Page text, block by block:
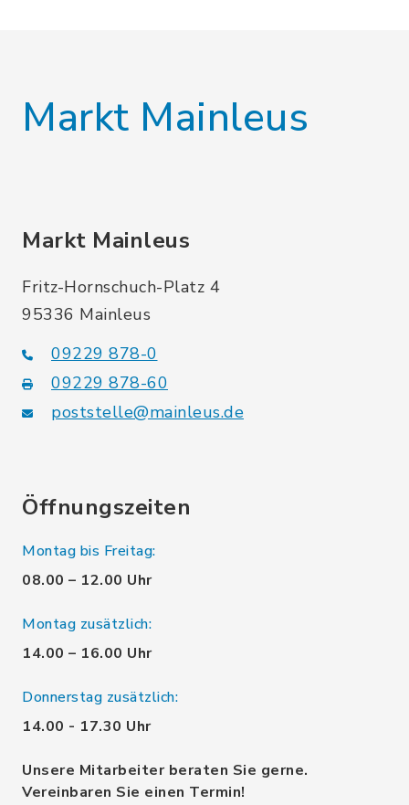
Markt Mainleus
Markt Mainleus
Fritz-Hornschuch-Platz 4
95336 Mainleus
09229 878-0
09229 878-60
poststelle@mainleus.de
Öffnungszeiten
Montag bis Freitag:
08.00 – 12.00 Uhr
Montag zusätzlich:
14.00 – 16.00 Uhr
Donnerstag zusätzlich:
14.00 - 17.30 Uhr
Unsere Mitarbeiter beraten Sie gerne.
Vereinbaren Sie einen Termin!